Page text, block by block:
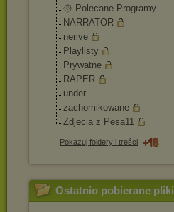
۞ Polecane Programy
NARRATOR
nerive
Playlisty
Prywatne
RAPER
under
zachomikowane
Zdjecia z Pesa11
Pokazuj foldery i treści
Ostatnio pobierane pliki